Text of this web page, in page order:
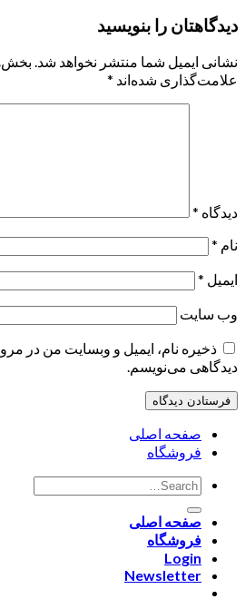
دیدگاهتان را بنویسید
نشانی ایمیل شما منتشر نخواهد شد.
علامت‌گذاری شده‌اند *
دیدگاه *
نام *
ایمیل *
وب‌ سایت
ذخیره نام، ایمیل و وبسایت من در
دیدگاهی می‌نویسم.
صفحه اصلی
فروشگاه
صفحه اصلی
فروشگاه
Login
Newsletter